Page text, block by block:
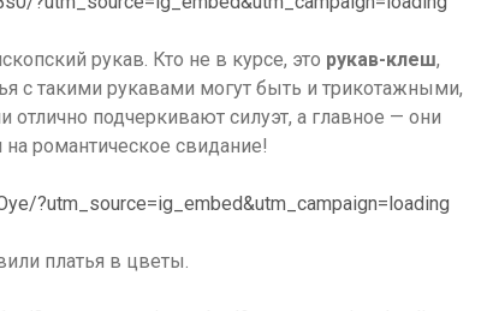
рукав. Кто не в курсе, это рукав-клеш,
с такими рукавами могут быть и трикотажными,
подчеркивают силуэт, а главное — они
романтическое свидание!
?utm_source=ig_embed&utm_campaign=loading
платья в цветы.